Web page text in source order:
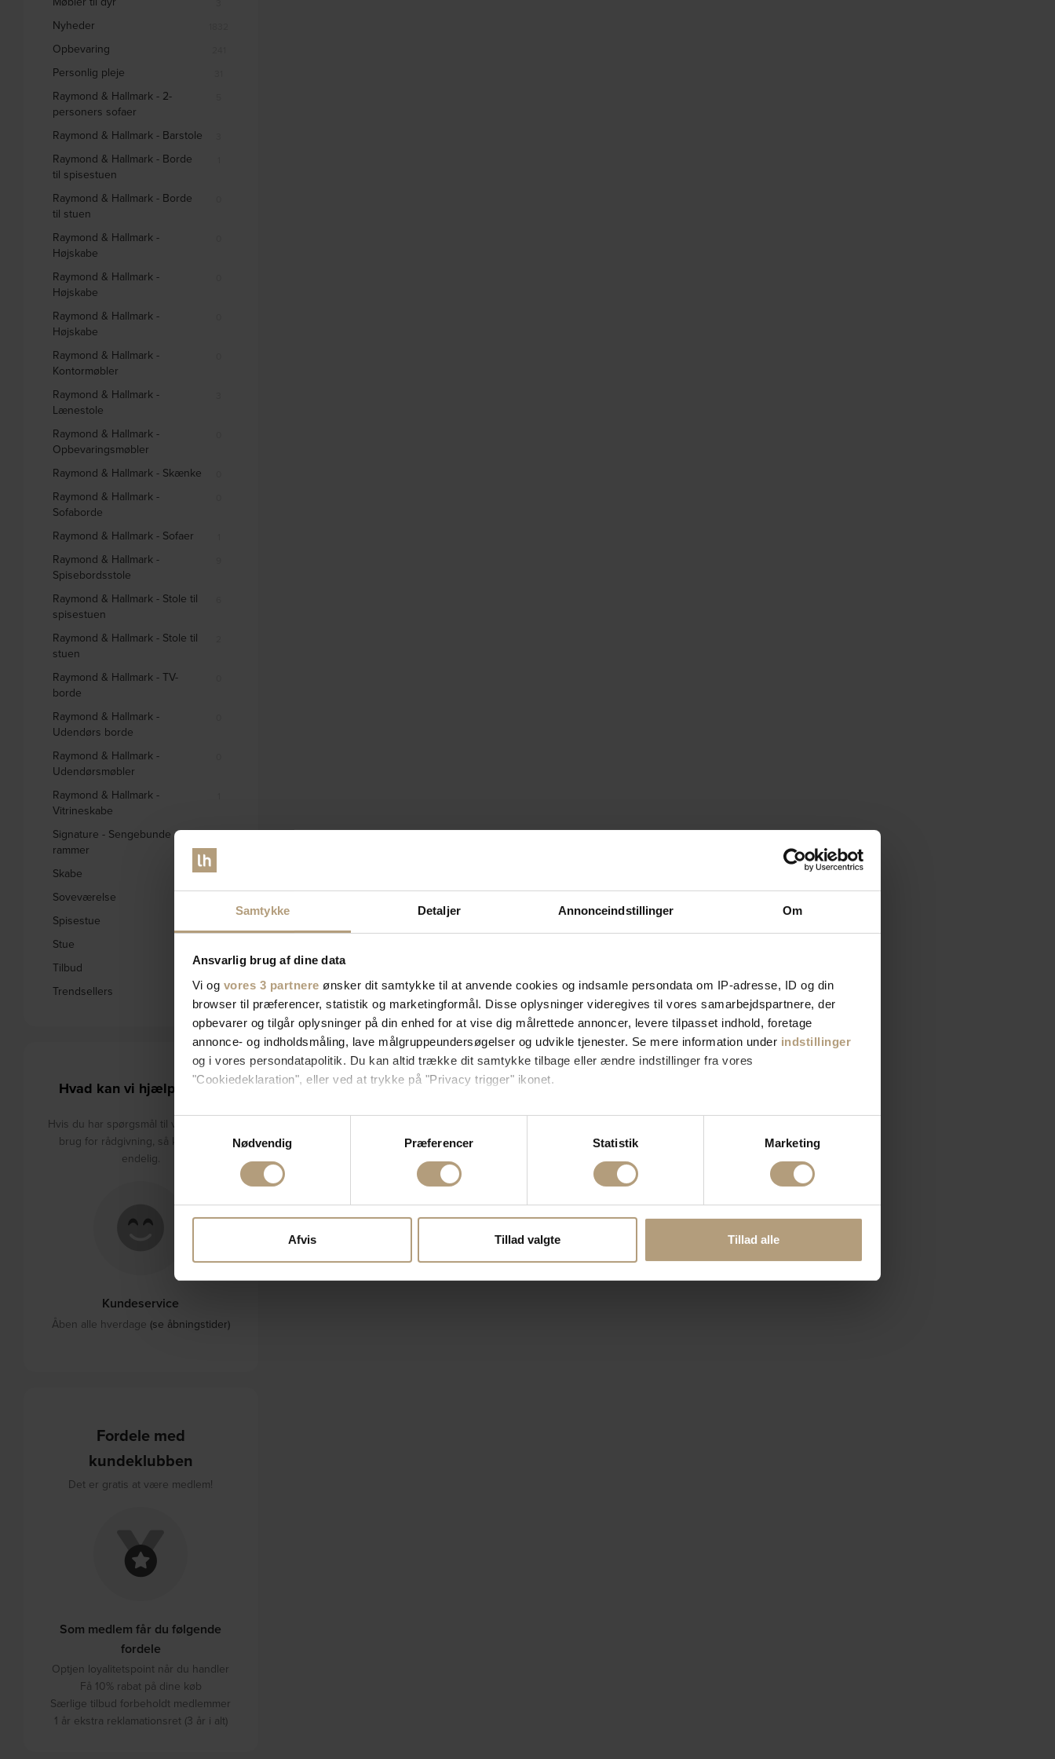
Samtykke Detaljer Annonceindstillinger Om
Ansvarlig brug af dine data
Vi og vores 3 partnere ønsker dit samtykke til at anvende cookies og indsamle persondata om IP-adresse, ID og din
browser til præferencer, statistik og marketingformål. Disse oplysninger videregives til vores samarbejdspartnere, der
opbevarer og tilgår oplysninger på din enhed for at vise dig målrettede annoncer, levere tilpasset indhold, foretage
annonce- og indholdsmåling, lave målgruppeundersøgelser og udvikle tjenester. Se mere information under indstillinger
og i vores persondatapolitik. Du kan altid trække dit samtykke tilbage eller ændre indstillinger fra vores
"Cookiedeklaration", eller ved at trykke på "Privacy trigger" ikonet.
Hvis du tillader det, vil vi også gerne:
Indsamle præcise oplysninger om din placering, der kan være nøjagtig inden for få meter
Identificere din enhed baseret på en scanning af dens unikke karakteristika (fingerprinting)
Dine valg anvendes på hele websitet.
annonceringspartnere og analysepartnere. Vores partnere kan kombinere disse data med andre oplysninger, du har givet
dem, eller som de har indsamlet fra din brug af deres tjenester.
Samtykkevalg
Nødvendig
Præferencer Statistik Marketing
Afvis Tillad valgte Tillad alle
Nyheder
Opbevaring
Personlig pleje
Raymond & Hallmark - 2-
personers sofaer
Raymond & Hallmark - Barstole
Raymond & Hallmark - Borde
til spisestuen
Raymond & Hallmark - Borde
til stuen
Raymond & Hallmark -
Højskabe
Raymond & Hallmark -
Højskabe
Raymond & Hallmark -
Højskabe
Raymond & Hallmark -
Kontormøbler
Raymond & Hallmark -
Lænestole
Raymond & Hallmark -
Opbevaringsmøbler
Raymond & Hallmark - Skænke
Raymond & Hallmark -
Sofaborde
Raymond & Hallmark - Sofaer
Raymond & Hallmark -
Spisebordsstole
Raymond & Hallmark - Stole til
spisestuen
Raymond & Hallmark - Stole til
stuen
Raymond & Hallmark - TV-
borde
Raymond & Hallmark -
Udendørs borde
Raymond & Hallmark -
Udendørsmøbler
Raymond & Hallmark -
Vitrineskabe
Signature - Sengebunde og
rammer
Skabe 332
Soveværelse
Spisestue
Stue
Tilbud 1845
Trendsellers 571
Hvad kan vi hjælpe med?
Hvis du har spørgsmål til varerne eller
brug for rådgivning, så kontakt os
endelig.
Kundeservice
Åben alle hverdage (se åbningstider)
Fordele med
kundeklubben
Det er gratis at være medlem!
Som medlem får du følgende
fordele
Optjen loyalitetspoint når du handler
Få 10% rabat på dine køb
Særlige tilbud forbeholdt medlemmer
1 år ekstra reklamationsret (3 år i alt)